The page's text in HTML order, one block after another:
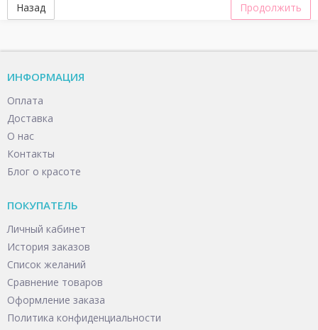
Назад
ИНФОРМАЦИЯ
Оплата
Доставка
О нас
Контакты
Блог о красоте
ПОКУПАТЕЛЬ
Личный кабинет
История заказов
Список желаний
Сравнение товаров
Оформление заказа
Политика конфиденциальности